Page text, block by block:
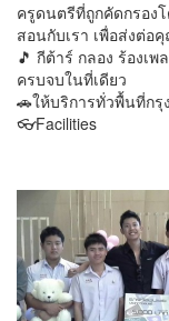
ครูดนตรีที่ถูกคัดกรอง
สอนกับเรา เพื่อส่งต่อ
🎵 กีต้าร์ กลอง ร้องเ
ครบจบในที่เดียว
🚗ให้บริการทั่วพื้นที่ก
👓Facilities